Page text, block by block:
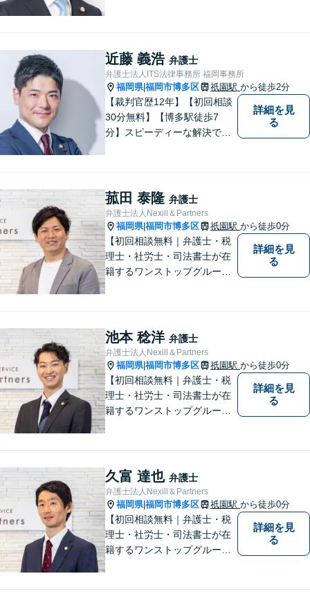
よる迅速で最適なリーガルサ
ービスを提供いたします。
近藤 義浩 弁護士
弁護士法人ITS法律事務所 福岡事務所
福岡県|福岡市博多区 祇園駅 から徒歩2分
【裁判官歴12年】【初回相談
30分無料】【博多駅徒歩7
分】スピーディーな解決で
「明日に向かって進む力」を
サポートします。
詳細を見
る
菰田 泰隆 弁護士
弁護士法人Nexill＆Partners
福岡県|福岡市博多区 祇園駅 から徒歩0分
【初回相談無料｜弁護士・税
理士・社労士・司法書士が在
籍するワンストップグルー
等複数士業の知識が必要な案
件を一括して対応。九州トッ
プクラスの豊富な実績。
詳細を見
る
池本 稔洋 弁護士
弁護士法人Nexill＆Partners
福岡県|福岡市博多区 祇園駅 から徒歩0分
【初回相談無料｜弁護士・税
理士・社労士・司法書士が在
籍するワンストップグルー
等複数士業の知識が必要な案
件を一括して対応。九州トッ
プクラスの豊富な実績。
詳細を見
る
久富 達也 弁護士
弁護士法人Nexill＆Partners
福岡県|福岡市博多区 祇園駅 から徒歩0分
【初回相談無料｜弁護士・税
理士・社労士・司法書士が在
籍するワンストップグルー
詳細を見
る